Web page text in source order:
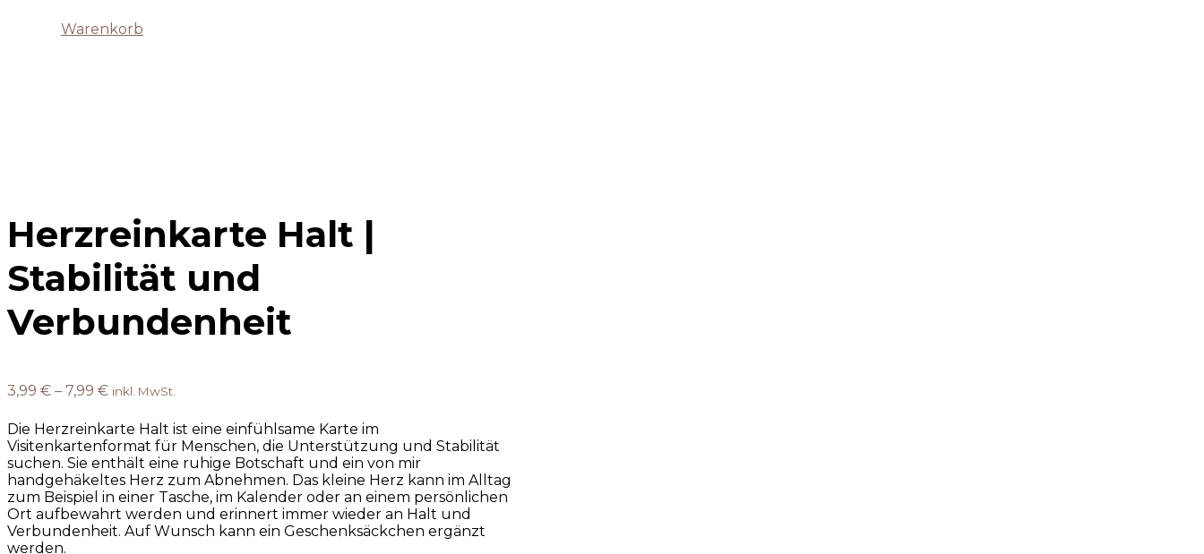
Warenkorb
Herzreinkarte Halt |
Stabilität und
Verbundenheit
3,99 € – 7,99 € inkl. MwSt.
Die Herzreinkarte Halt ist eine einfühlsame Karte im
Visitenkartenformat für Menschen, die Unterstützung und Stabilität
suchen. Sie enthält eine ruhige Botschaft und ein von mir
handgehäkeltes Herz zum Abnehmen. Das kleine Herz kann im Alltag
zum Beispiel in einer Tasche, im Kalender oder an einem persönlichen
Ort aufbewahrt werden und erinnert immer wieder an Halt und
Verbundenheit. Auf Wunsch kann ein Geschenksäckchen ergänzt
werden.